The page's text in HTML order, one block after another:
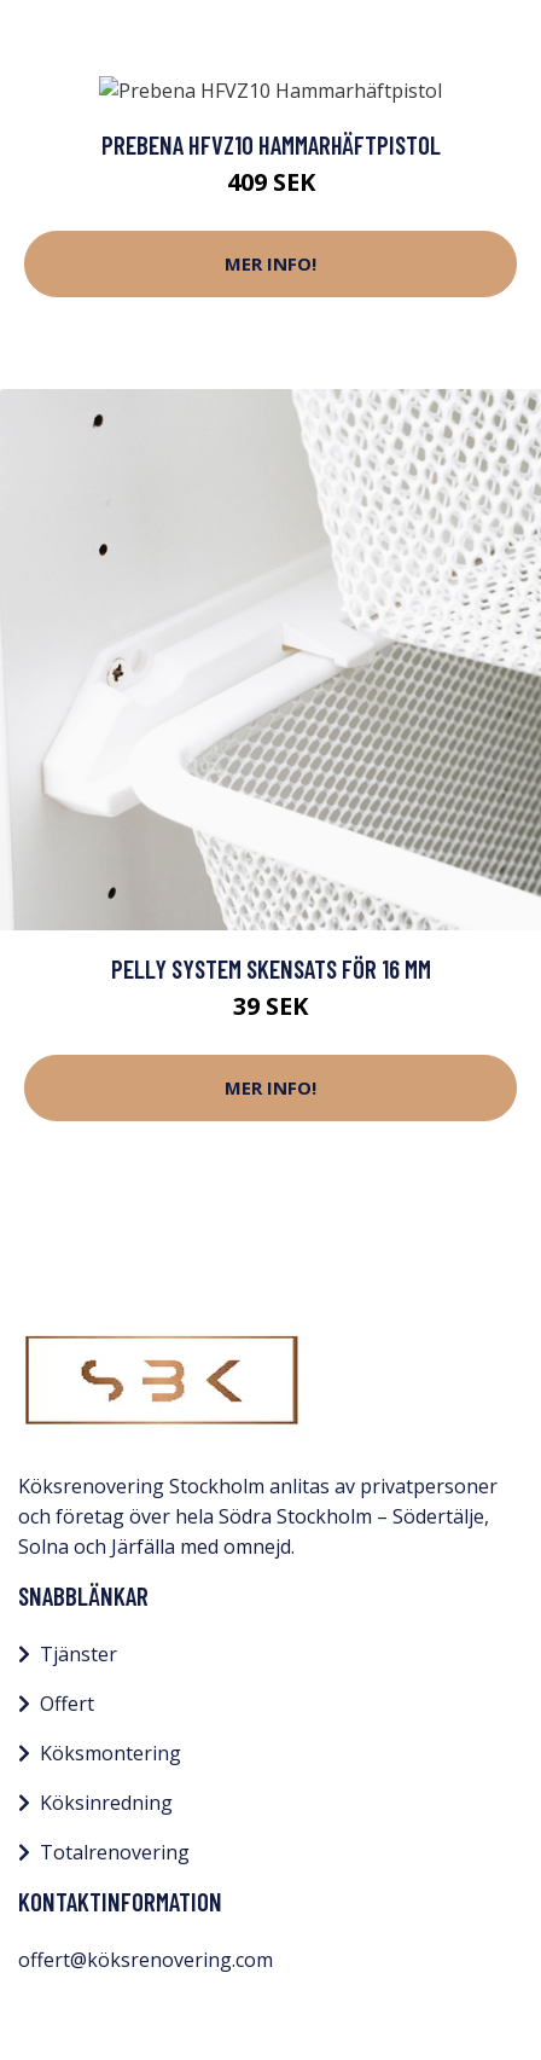
PREBENA HFVZ10 HAMMARHÄFTPISTOL
409 SEK
MER INFO!
PELLY SYSTEM SKENSATS FÖR 16 MM
39 SEK
MER INFO!
Köksrenovering Stockholm anlitas av privatpersoner
och företag över hela Södra Stockholm – Södertälje,
Solna och Järfälla med omnejd.​
SNABBLÄNKAR
Tjänster
Offert
Köksmontering
Köksinredning
Totalrenovering
KONTAKTINFORMATION
offert@köksrenovering.com